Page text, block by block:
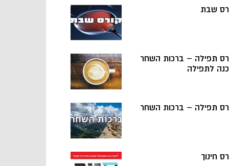
שבת
תפילה – ברכות השחר
לתפילה
תפילה – ברכות השחר
חינוך